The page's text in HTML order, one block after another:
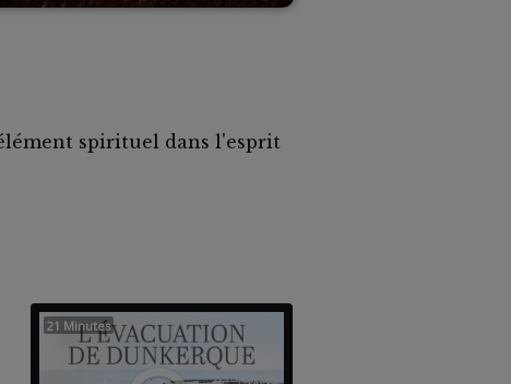
spirituel dans l'esprit
21 Minutes